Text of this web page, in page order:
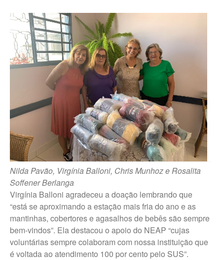
Trabalhe Conosco Campos
Novos Paulista
Trabalhe Conosco Ibirarema
Trabalhe Conosco Marília – ESF
Trabalhe Conosco Oscar
Bressane
Trabalhe Conosco Reginópolis
– SP
Trabalhe Conosco Ribeirão do
Sul – SP
Trabalhe Conosco São Pedro
CANAL DE DENÚNCIAS
Fale Conosco
Fale Conosco – Ibirarema
Fale Conosco – Campos Novos
Nilda Pavão, Virgínia Balloni, Chris Munhoz e Rosalita
Soffener Berlanga
Virgínia Balloni agradeceu a doação lembrando que
“está se aproximando a estação mais fria do ano e as
mantinhas, cobertores e agasalhos de bebês são sempre
bem-vindos”. Ela destacou o apoio do NEAP “cujas
voluntárias sempre colaboram com nossa instituição que
é voltada ao atendimento 100 por cento pelo SUS”.